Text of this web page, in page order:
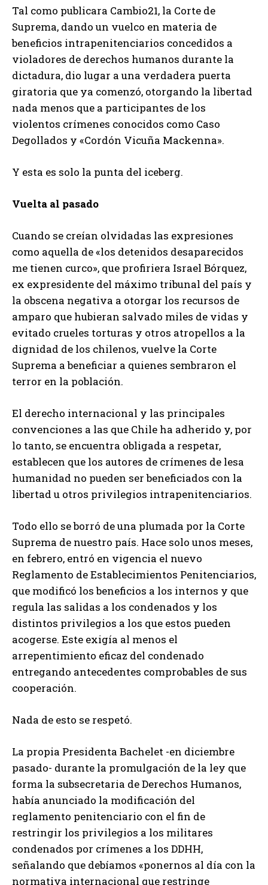
Tal como publicara Cambio21, la Corte de
Suprema, dando un vuelco en materia de
beneficios intrapenitenciarios concedidos a
violadores de derechos humanos durante la
dictadura, dio lugar a una verdadera puerta
giratoria que ya comenzó, otorgando la libertad
nada menos que a participantes de los
violentos crímenes conocidos como Caso
Degollados y «Cordón Vicuña Mackenna».
Y esta es solo la punta del iceberg.
Vuelta al pasado
Cuando se creían olvidadas las expresiones
como aquella de «los detenidos desaparecidos
me tienen curco», que profiriera Israel Bórquez,
ex expresidente del máximo tribunal del país y
la obscena negativa a otorgar los recursos de
amparo que hubieran salvado miles de vidas y
evitado crueles torturas y otros atropellos a la
dignidad de los chilenos, vuelve la Corte
Suprema a beneficiar a quienes sembraron el
terror en la población.
El derecho internacional y las principales
convenciones a las que Chile ha adherido y, por
lo tanto, se encuentra obligada a respetar,
establecen que los autores de crímenes de lesa
humanidad no pueden ser beneficiados con la
libertad u otros privilegios intrapenitenciarios.
Todo ello se borró de una plumada por la Corte
Suprema de nuestro país. Hace solo unos meses,
en febrero, entró en vigencia el nuevo
Reglamento de Establecimientos Penitenciarios,
que modificó los beneficios a los internos y que
regula las salidas a los condenados y los
distintos privilegios a los que estos pueden
acogerse. Este exigía al menos el
arrepentimiento eficaz del condenado
entregando antecedentes comprobables de sus
cooperación.
Nada de esto se respetó.
La propia Presidenta Bachelet -en diciembre
pasado- durante la promulgación de la ley que
forma la subsecretaria de Derechos Humanos,
había anunciado la modificación del
reglamento penitenciario con el fin de
restringir los privilegios a los militares
condenados por crímenes a los DDHH,
señalando que debíamos «ponernos al día con la
normativa internacional que restringe